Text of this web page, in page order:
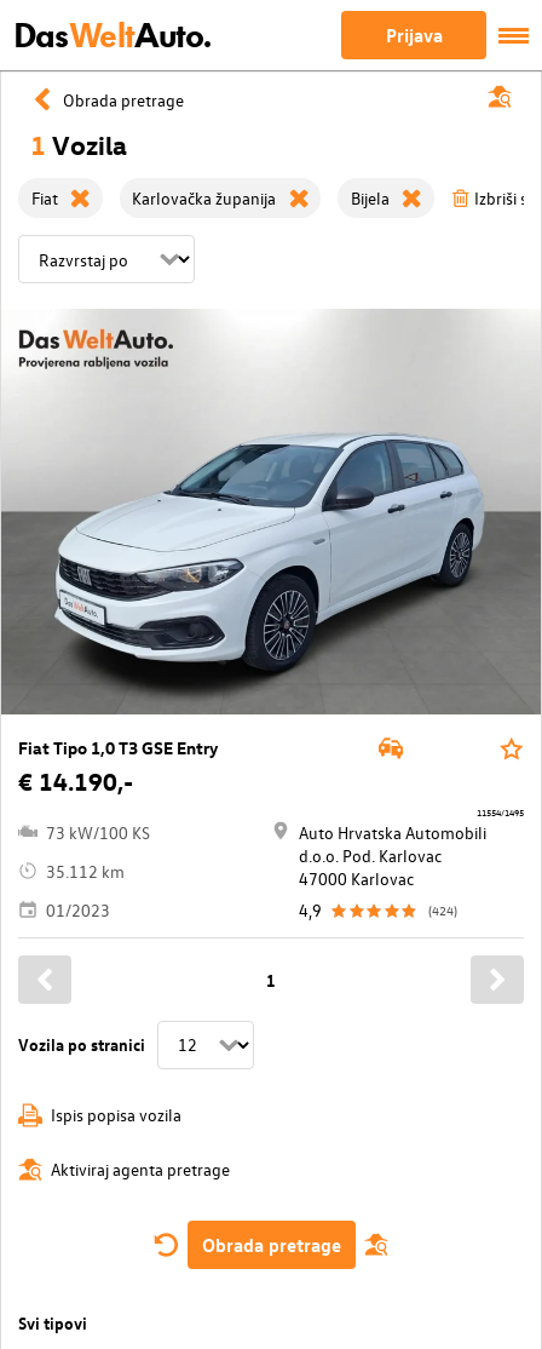
DasWeltAuto. Prijava
Obrada pretrage
1 Vozila
Fiat Karlovačka županija Bijela Izbriši
Fiat Tipo 1,0 T3 GSE Entry
€ 14.190,-
73 kW/100 KS
35.112 km
01/2023
Auto Hrvatska Automobili
d.o.o. Pod. Karlovac
47000 Karlovac
4,9
(424)
11554/1495
Vozila po stranici
1
Ispis popisa vozila
Aktiviraj agenta pretrage
Obrada pretrage
Svi tipovi